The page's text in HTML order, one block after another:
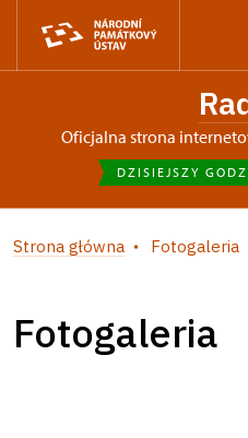
Oficjalna strona
DZISIEJSZY
Strona główna Fotogaleria
Fotogaleria